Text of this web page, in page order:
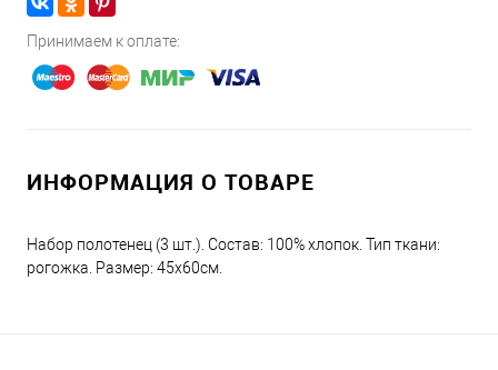
Принимаем к оплате:
ИНФОРМАЦИЯ О ТОВАРЕ
Набор полотенец (3 шт.). Состав: 100% хлопок. Тип ткани:
рогожка. Размер: 45х60см.